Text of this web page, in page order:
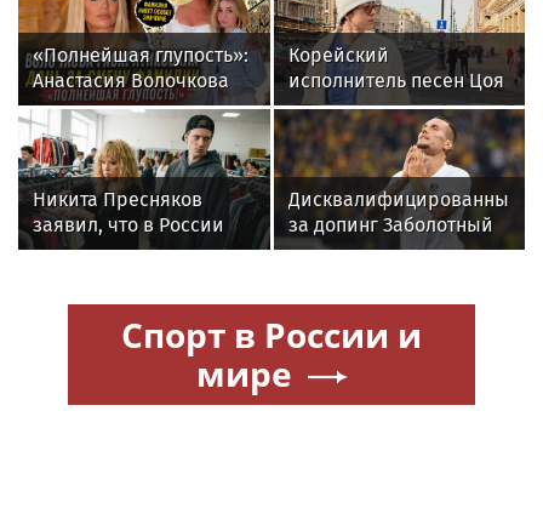
«Полнейшая глупость»:
Анастасия Волочкова
осудила дочь за отказ
от знаменитой
фамилии
Корейский
исполнитель песен Цоя
Сон Вон Соп захотел
пожить в Нижнем
Новгороде
Никита Пресняков
заявил, что в России
его обидели. И
из-за политики
Дисквалифицированный
за допинг Заболотный
подписал контракт с
Спорт в России и
мире